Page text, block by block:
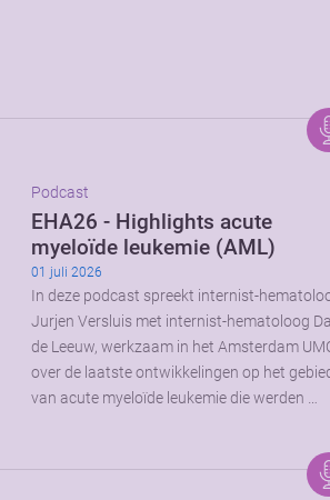
Podcast
EHA26 - Highlights acute
myeloïde leukemie (AML)
01 juli 2026
In deze podcast spreekt internist-
Jurjen Versluis met internist-hematoloog
de Leeuw, werkzaam in het Amsterdam
over de laatste ontwikkelingen op het
van acute myeloïde leukemie die werden …